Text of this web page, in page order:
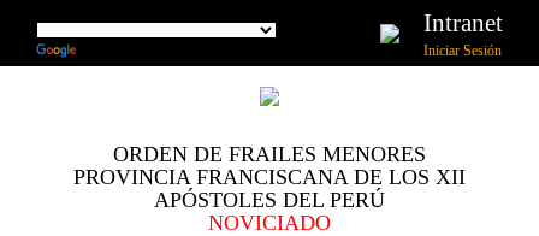
Intranet
Iniciar Sesión
ORDEN DE FRAILES MENORES
PROVINCIA FRANCISCANA DE LOS XII
APÓSTOLES DEL PERÚ
NOVICIADO